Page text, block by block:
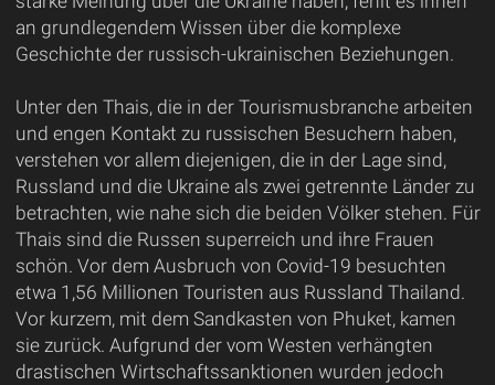
an grundlegendem Wissen über die komplexe
Geschichte der russisch-ukrainischen Beziehungen.
Unter den Thais, die in der Tourismusbranche arbeiten
und engen Kontakt zu russischen Besuchern haben,
verstehen vor allem diejenigen, die in der Lage sind,
Russland und die Ukraine als zwei getrennte Länder zu
betrachten, wie nahe sich die beiden Völker stehen. Für
Thais sind die Russen superreich und ihre Frauen
schön. Vor dem Ausbruch von Covid-19 besuchten
etwa 1,56 Millionen Touristen aus Russland Thailand.
Vor kurzem, mit dem Sandkasten von Phuket, kamen
sie zurück. Aufgrund der vom Westen verhängten
drastischen Wirtschaftssanktionen wurden jedoch